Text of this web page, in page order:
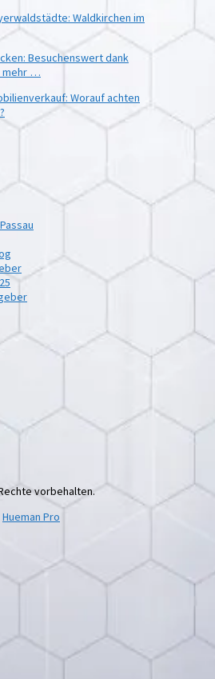
Waldkirchen im
Besuchenswert dank
mehr …
Worauf achten
vorbehalten.
Hueman Pro